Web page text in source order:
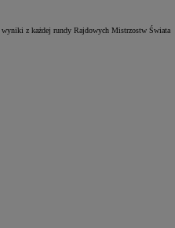
z każdej rundy Rajdowych Mistrzostw Świata